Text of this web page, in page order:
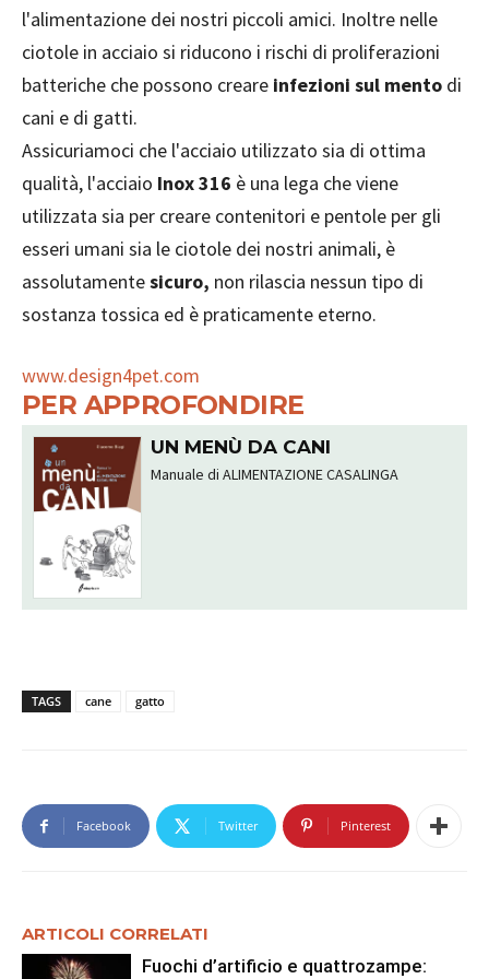
l'alimentazione dei nostri piccoli amici. Inoltre nelle
ciotole in acciaio si riducono i rischi di proliferazioni
batteriche che possono creare infezioni sul mento di
cani e di gatti.
Assicuriamoci che l'acciaio utilizzato sia di ottima
qualità, l'acciaio Inox 316 è una lega che viene
utilizzata sia per creare contenitori e pentole per gli
esseri umani sia le ciotole dei nostri animali, è
assolutamentesicuro, non rilascia nessun tipo di
sostanza tossica ed è praticamente eterno.
www.design4pet.com
PER APPROFONDIRE
UN MENÙ DA CANI
Manuale di ALIMENTAZIONE CASALINGA
TAGS cane gatto
Facebook Twitter Pinterest
ARTICOLI CORRELATI
Fuochi d’artificio e quattrozampe: